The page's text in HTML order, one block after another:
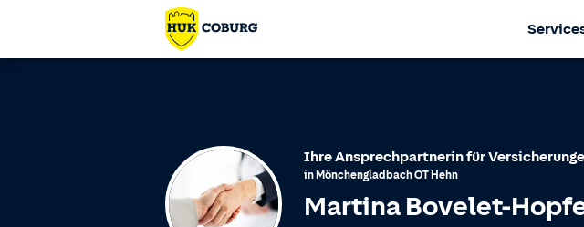
Ihre Ansprechpartnerin für
in MönchengladbachOT Hehn
Martina Bovelet-